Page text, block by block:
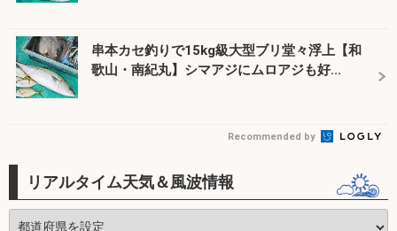
串本カセ釣りで15kg級大型ブリ堂々浮上【和
歌山・南紀丸】シマアジにムロアジも好...
Recommended by
リアルタイム天気＆風波情報